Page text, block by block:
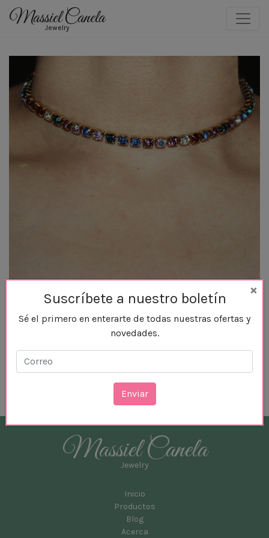
Massiel Canela
Jewelry
Collar Asteroides
Colar con cristales de colores
Massiel Canela
Jewelry
Inicio
Productos
Blog
Acerca
×
Suscríbete a nuestro boletín
Sé el primero en enterarte de todas nuestras ofertas y
novedades.